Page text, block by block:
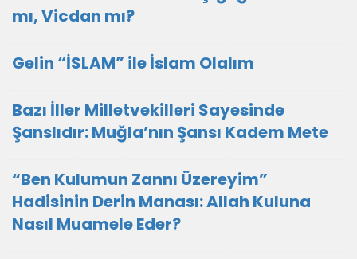
mı, Vicdan mı?
Gelin “İSLAM” ile İslam Olalım
Bazı İller Milletvekilleri Sayesinde
Şanslıdır: Muğla’nın Şansı Kadem Mete
“Ben Kulumun Zannı Üzereyim”
Hadisinin Derin Manası: Allah Kuluna
Nasıl Muamele Eder?